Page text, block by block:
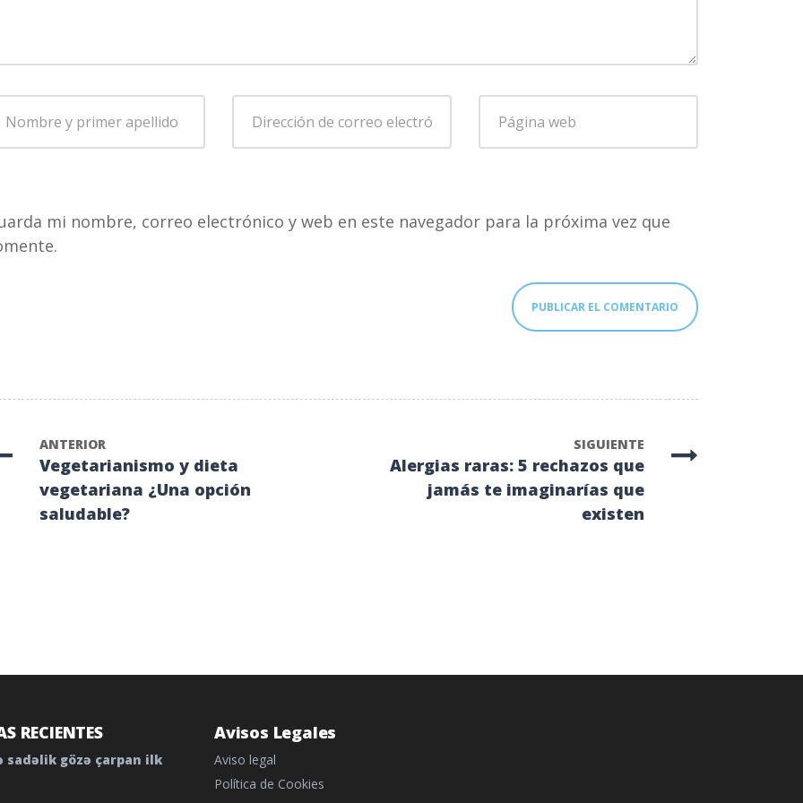
correo
web
mi nombre, correo electrónico y web en este navegador para la próxima vez que
ANTERIOR
Vegetarianismo y dieta
vegetariana ¿Una opción
saludable?
SIGUIENTE
Alergias raras: 5 rechazos que
jamás te imaginarías que
existen
RECIENTES
sadəlik gözə çarpan ilk
Avisos Legales
Aviso legal
Política de Cookies